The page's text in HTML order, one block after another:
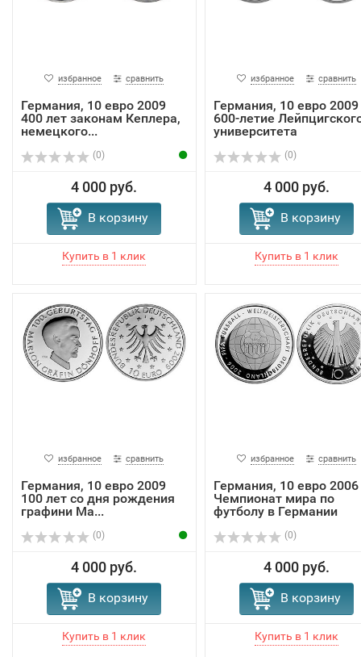
избранное сравнить
Германия, 10 евро 2009
400 лет законам Кеплера,
немецкого...
(0)
4 000 руб.
В корзину
избранное сравнить
Германия, 10 евро 2009
600-летие
университета
(0)
4 000 руб.
В корзину
избранное сравнить
Германия, 10 евро 2009
100 лет со дня рождения
графини Ма...
(0)
4 000 руб.
В корзину
избранное сравнить
Германия, 10 евро 2006
Чемпионат мира по
футболу в Германии
(0)
4 000 руб.
В корзину